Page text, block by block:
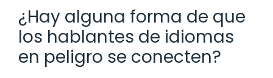
¿Hay alguna forma de que
los hablantes de idiomas
en peligro se conecten?